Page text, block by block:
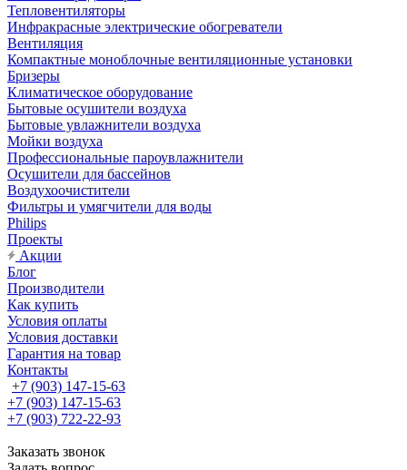
Тепловентиляторы
Инфракрасные электрические обогреватели
Вентиляция
Компактные моноблочные вентиляционные установки
Бризеры
Климатическое оборудование
Бытовые осушители воздуха
Бытовые увлажнители воздуха
Мойки воздуха
Профессиональные пароувлажнители
Осушители для бассейнов
Воздухоочистители
Фильтры и умягчители для воды
Philips
Проекты
Акции
Блог
Производители
Как купить
Условия оплаты
Условия доставки
Гарантия на товар
Контакты
+7 (903) 147-15-63
+7 (903) 147-15-63
+7 (903) 722-22-93
Заказать звонок